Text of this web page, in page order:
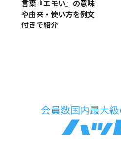
言葉『エモい』の意味
や由来・使い方を例文
付きで紹介